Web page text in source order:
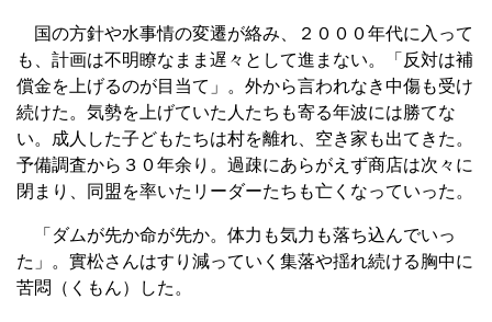
国の方針や水事情の変遷が絡み、２０００年代に入って
も、計画は不明瞭なまま遅々として進まない。「反対は補
償金を上げるのが目当て」。外から言われなき中傷も受け
続けた。気勢を上げていた人たちも寄る年波には勝てな
い。成人した子どもたちは村を離れ、空き家も出てきた。
予備調査から３０年余り。過疎にあらがえず商店は次々に
閉まり、同盟を率いたリーダーたちも亡くなっていった。
「ダムが先か命が先か。体力も気力も落ち込んでいっ
た」。實松さんはすり減っていく集落や揺れ続ける胸中に
苦悶（くもん）した。